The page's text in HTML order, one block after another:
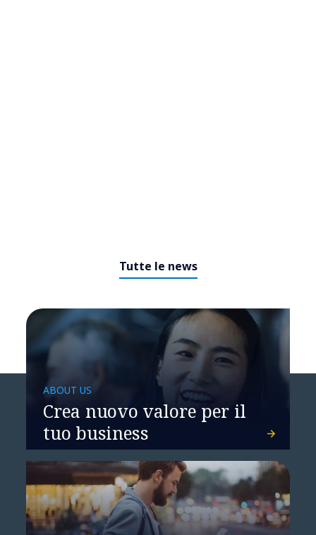
NTT DATA Insurtech Global
Outlook 2026: il settore
assicurativo a un punto di svolta,
rapidamente della resilienza
Tutte le news
ABOUT US
Crea nuovo valore per il
tuo business